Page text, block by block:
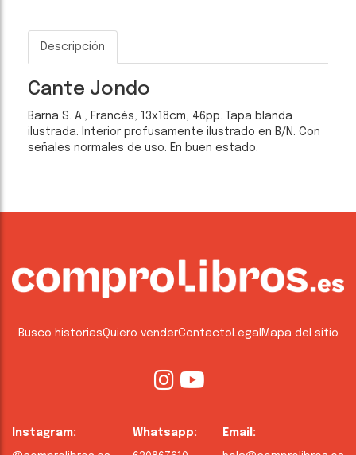
Descripción
Cante Jondo
Barna S. A., Francés, 13x18cm, 46pp. Tapa blanda
ilustrada. Interior profusamente ilustrado en B/N. Con
señales normales de uso. En buen estado.
Busco historiasQuiero venderContacto Legal Mapa del sitio
Instagram: Whatsapp: Email: